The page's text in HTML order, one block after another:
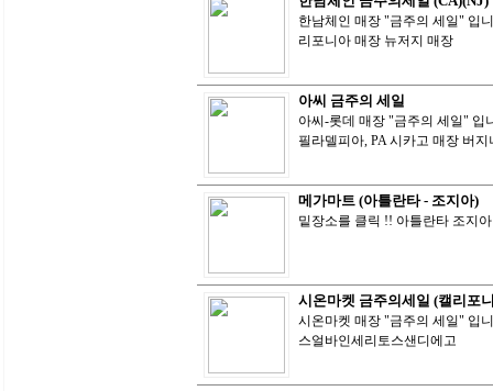
한남체인 매장 "금주의 세일" 입
리포니아 매장 뉴저지 매장
아씨 금주의 세일
아씨-롯데 매장 "금주의 세일" 입
필라델피아, PA 시카고 매장 버
메가마트 (아틀란타 - 조지아)
밑장소를 클릭 !! 아틀란타 조지아
시온마켓 금주의세일 (캘리포
시온마켓 매장 "금주의 세일" 입
스얼바인세리토스샌디에고